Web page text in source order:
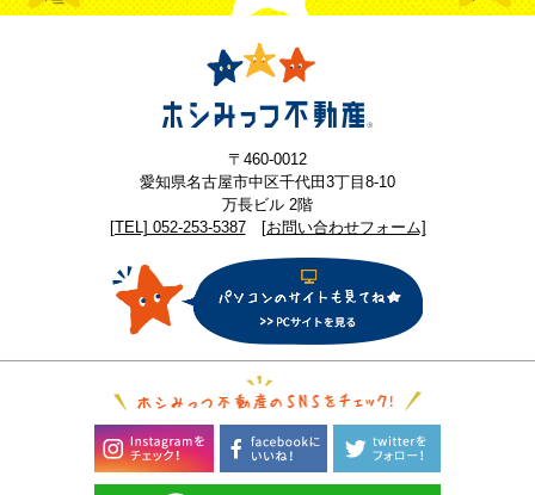
〒460-0012
愛知県名古屋市中区千代田3丁目8-10
万長ビル 2階
[TEL] 052-253-5387
[お問い合わせフォーム]